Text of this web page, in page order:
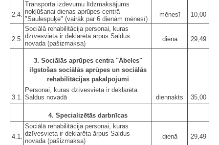
2.4.
Transporta izdevumu līdzmaksājums
nokļūšanai dienas aprūpes centrā
"Saulespuķe" (vairāk par 6 dienām mēnesī)
mēnesī 10,00
2.5.
Sociālā rehabilitācija personai, kuras
dzīvesvieta ir deklarēta ārpus Saldus
novada (pašizmaksa)
dienā 29,49
3. Sociālās aprūpes centra "Ābeles"
ilgstošas sociālās aprūpes un sociālās
rehabilitācijas pakalpojumi
3.1.
Personai, kuras dzīvesvieta ir deklarēta
Saldus novadā
diennakts 35,00
4. Specializētās darbnīcas
4.1.
Sociālā rehabilitācija personai, kuras
dzīvesvieta ir deklarēta ārpus Saldus
novada (pašizmaksa)
dienā 29,49